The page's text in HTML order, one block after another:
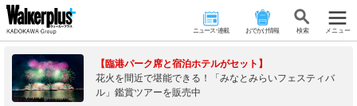
ニュース･連載 おでかけ情報 検 索 メニュー
【臨港パーク席と宿泊ホテルがセット】
花火を間近で堪能できる！「みなとみらいフェスティバ
ル」鑑賞ツアーを販売中